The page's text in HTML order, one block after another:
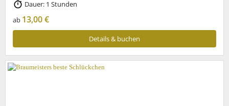
Dauer: 1 Stunden
ab 13,00 €
Details & buchen